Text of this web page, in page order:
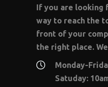
If you are looking
way to reach the
front of your
the right place.
Monday-
Satuday: